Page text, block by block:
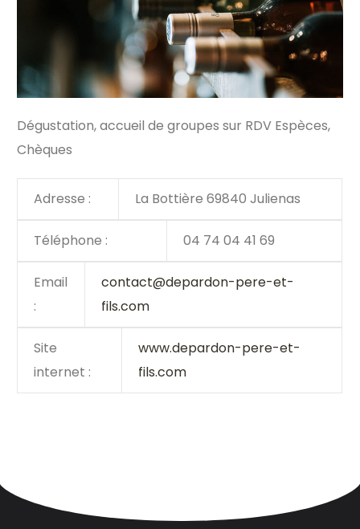
Dégustation, accueil de groupes sur RDV Espèces,
Chèques
Adresse : La Bottière 69840 Julienas
Téléphone : 04 74 04 41 69
Email
:
contact@depardon-pere-et-
fils.com
Site
internet :
www.depardon-pere-et-
fils.com